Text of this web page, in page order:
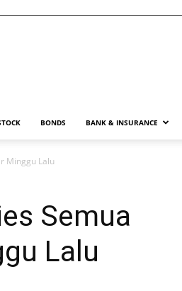
BONDS BANK & INSURANCE
Minggu Lalu
Semua
Lalu